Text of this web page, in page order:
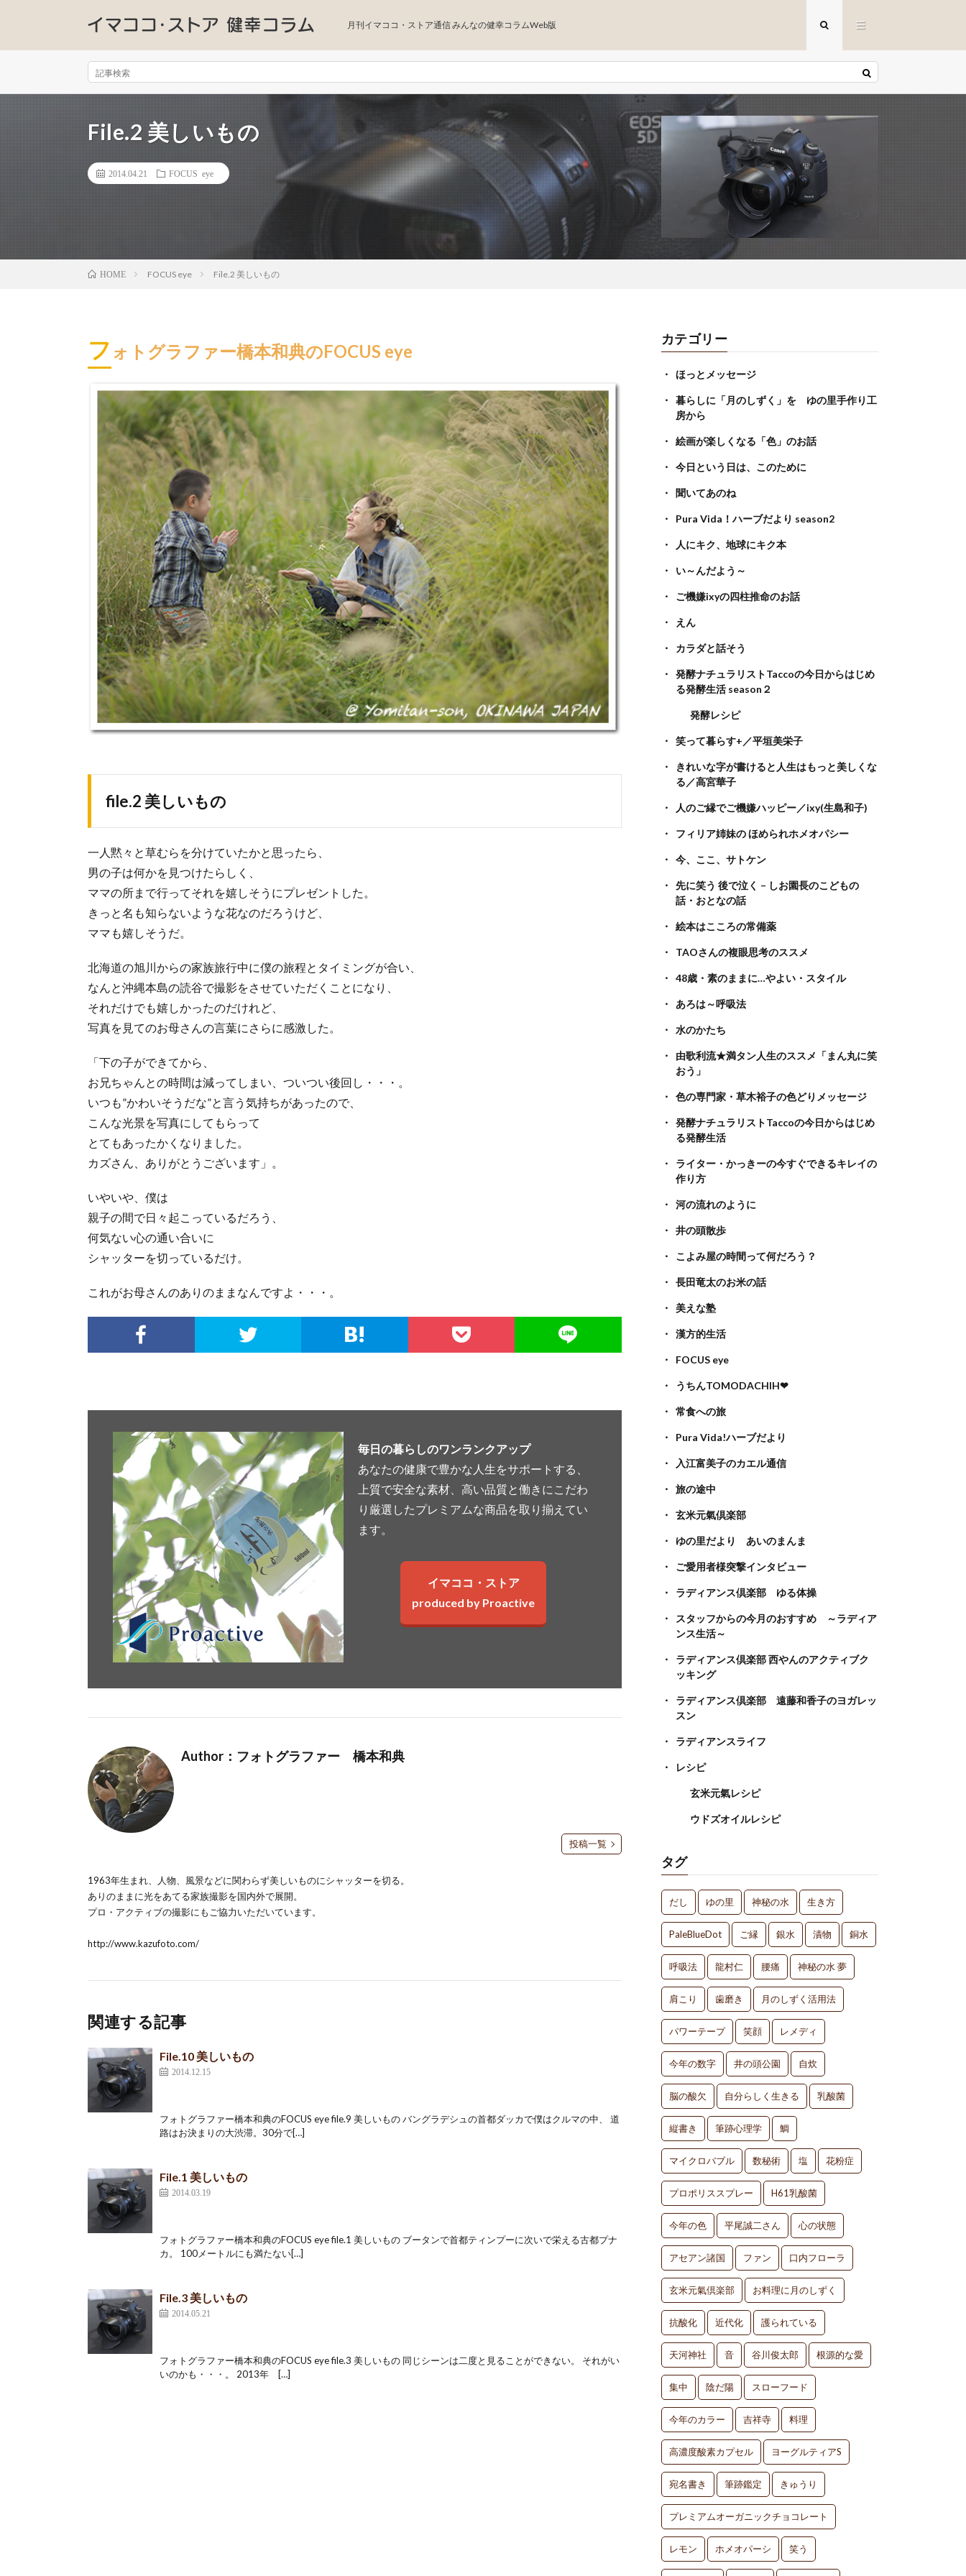
月刊イマココ・ストア通信 みんなの健幸コラムWeb版
File.2 美しいもの
2014.04.21 FOCUS eye
HOME FOCUS eye File.2 美しいもの
フ ォトグラファー橋本和典のFOCUS eye
file.2 美しいもの
一人黙々と草むらを分けていたかと思ったら、
男の子は何かを見つけたらしく、
ママの所まで行ってそれを嬉しそうにプレゼントした。
きっと名も知らないような花なのだろうけど、
ママも嬉しそうだ。
北海道の旭川からの家族旅行中に僕の旅程とタイミングが合い、
なんと沖縄本島の読谷で撮影をさせていただくことになり、
それだけでも嬉しかったのだけれど、
写真を見てのお母さんの言葉にさらに感激した。
「下の子ができてから、
お兄ちゃんとの時間は減ってしまい、ついつい後回し・・・。
いつも”かわいそうだな”と言う気持ちがあったので、
こんな光景を写真にしてもらって
とてもあったかくなりました。
カズさん、ありがとうございます」。
いやいや、僕は
親子の間で日々起こっているだろう、
何気ない心の通い合いに
シャッターを切っているだけ。
これがお母さんのありのままなんですよ・・・。
毎日の暮らしのワンランクアップ
あなたの健康で豊かな人生をサポートする、
上質で安全な素材、高い品質と働きにこだわ
り厳選したプレミアムな商品を取り揃えてい
ます。
イマココ・ストア
produced by Proactive
Author：フォトグラファー 橋本和典
投稿一覧
1963年生まれ、人物、風景などに関わらず美しいものにシャッターを切る。
ありのままに光をあてる家族撮影を国内外で展開。
プロ・アクティブの撮影にもご協力いただいています。
http://www.kazufoto.com/
関連する記事
File.10 美しいもの
2014.12.15
フォトグラファー橋本和典のFOCUS eye file.9 美しいもの バングラデシュの首都ダッカで僕はクルマの中、 道
路はお決まりの大渋滞。30分で[…]
File.1 美しいもの
2014.03.19
フォトグラファー橋本和典のFOCUS eye file.1 美しいもの ブータンで首都ティンプーに次いで栄える古都プナ
カ。 100メートルにも満たない[…]
File.3 美しいもの
2014.05.21
フォトグラファー橋本和典のFOCUS eye file.3 美しいもの 同じシーンは二度と見ることができない。 それがい
いのかも・・・。 2013年 […]
カテゴリー
ほっとメッセージ
暮らしに「月のしずく」を ゆの里手作り工
房から
絵画が楽しくなる「色」のお話
今日という日は、このために
聞いてあのね
Pura Vida！ハーブだより season2
人にキク、地球にキク本
い～んだよう～
ご機嫌ixyの四柱推命のお話
えん
カラダと話そう
発酵ナチュラリストTaccoの今日からはじめ
る発酵生活 season２
発酵レシピ
笑って暮らす+／平垣美栄子
きれいな字が書けると人生はもっと美しくな
る／高宮華子
人のご縁でご機嫌ハッピー／ixy(生島和子)
フィリア姉妹の ほめられホメオパシー
今、ここ、サトケン
先に笑う 後で泣く – しお園長のこどもの
話・おとなの話
絵本はこころの常備薬
TAOさんの複眼思考のススメ
48歳・素のままに…やよい・スタイル
あろは～呼吸法
水のかたち
由歌利流★満タン人生のススメ「まん丸に笑
おう」
色の専門家・草木裕子の色どりメッセージ
発酵ナチュラリストTaccoの今日からはじめ
る発酵生活
ライター・かっきーの今すぐできるキレイの
作り方
河の流れのように
井の頭散歩
こよみ屋の時間って何だろう？
長田竜太のお米の話
美えな塾
漢方的生活
FOCUS eye
うちんTOMODACHIH❤
常食への旅
Pura Vida!ハーブだより
入江富美子のカエル通信
旅の途中
玄米元氣倶楽部
ゆの里だより あいのまんま
ご愛用者様突撃インタビュー
ラディアンス倶楽部 ゆる体操
スタッフからの今月のおすすめ ～ラディア
ンス生活～
ラディアンス倶楽部 西やんのアクティブク
ッキング
ラディアンス倶楽部 遠藤和香子のヨガレッ
スン
ラディアンスライフ
レシピ
玄米元氣レシピ
ウドズオイルレシピ
タグ
だし ゆの里 神秘の水 生き方
PaleBlueDot ご縁 銀水 漬物 銅水
呼吸法 龍村仁 腰痛 神秘の水 夢
肩こり 歯磨き 月のしずく活用法
パワーテープ 笑顔 レメディ
今年の数字 井の頭公園 自炊
脳の酸欠 自分らしく生きる 乳酸菌
縦書き 筆跡心理学 鯛
マイクロバブル 数秘術 塩 花粉症
プロポリススプレー H61乳酸菌
今年の色 平尾誠二さん 心の状態
アセアン諸国 ファン 口内フローラ
玄米元氣倶楽部 お料理に月のしずく
抗酸化 近代化 護られている
天河神社 音 谷川俊太郎 根源的な愛
集中 陰だ陽 スローフード
今年のカラー 吉祥寺 料理
高濃度酸素カプセル ヨーグルティアS
宛名書き 筆跡鑑定 きゅうり
プレミアムオーガニックチョコレート
レモン ホメオパーシ 笑う